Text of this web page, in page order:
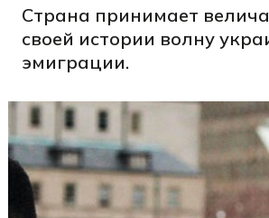
Страна принимает
своей истории волну
эмиграции.